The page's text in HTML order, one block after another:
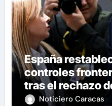
España
controles
tras el rechazo
las restricciones
Noticiero Caracas